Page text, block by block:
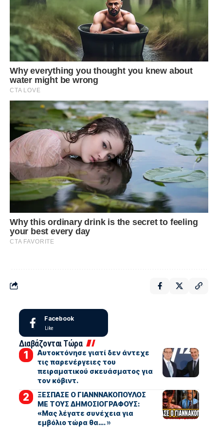
Facebook
Like
Διαβάζονται Τώρα
Αυτοκτόνησε γιατί δεν άντεχε
τις παρενέργειες του
πειραματικού σκευάσματος για
τον κόβιντ.
ΞΕΣΠΑΣΕ Ο ΓΙΑΝΝΝΑΚΟΠΟΥΛΟΣ
ΜΕ ΤΟΥΣ ΔΗΜΟΣΙΟΓΡΑΦΟΥΣ:
«Μας λέγατε συνέχεια για
εμβόλιο τώρα θα…. »